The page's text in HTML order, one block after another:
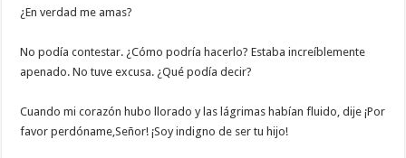
¿En verdad me amas?
No podía contestar. ¿Cómo podría hacerlo? Estaba increíblemente
apenado. No tuve excusa. ¿Qué podía decir?
Cuando mi corazón hubo llorado y las lágrimas habían fluido, dije ¡Por
favor perdóname,Señor! ¡Soy indigno de ser tu hijo!